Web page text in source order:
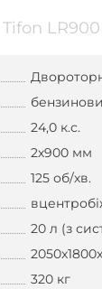
24,0 к.с.
2х900 мм
125 об/хв.
20 л (з
320 кг